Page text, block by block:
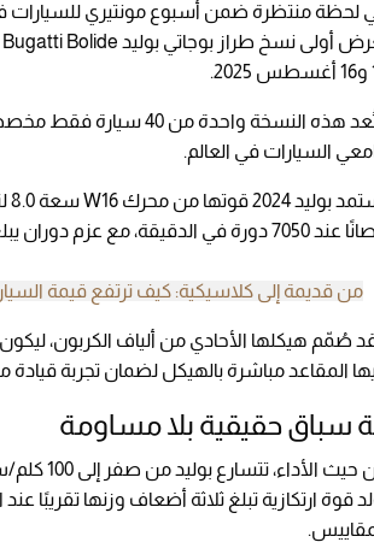
وتُعد هذه النسخة واحدة
السيارات في العالم.
دورة في الدقيقة، مع عزم دوران يبلغ 1600 نيوتن متر.
من قديمة إلى كلاسيكية: كيف ترتفع قيمة
المقاعد مباشرة بالهيكل لضمان تجربة قيادة
سباق حقيقية بلا مساومة
قوة ارتكازية تبلغ ثلاثة أضعاف وزنها